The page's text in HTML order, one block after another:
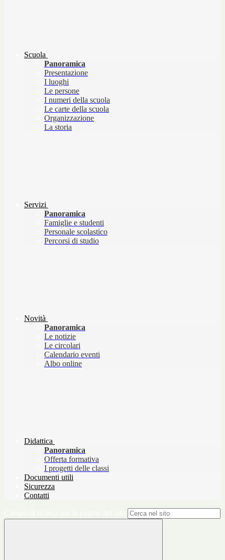
Scuola
Panoramica
Presentazione
I luoghi
Le persone
I numeri della scuola
Le carte della scuola
Organizzazione
La storia
Servizi
Panoramica
Famiglie e studenti
Personale scolastico
Percorsi di studio
Novità
Panoramica
Le notizie
Le circolari
Calendario eventi
Albo online
Didattica
Panoramica
Offerta formativa
I progetti delle classi
Documenti utili
Sicurezza
Contatti